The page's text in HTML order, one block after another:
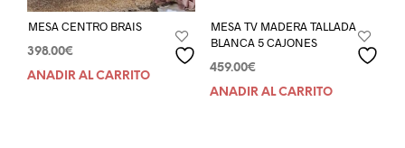
MESA CENTRO BRAIS
398.00€
AÑADIR AL CARRITO
MESA TV MADERA TALLADA
BLANCA 5 CAJONES
459.00€
AÑADIR AL CARRITO